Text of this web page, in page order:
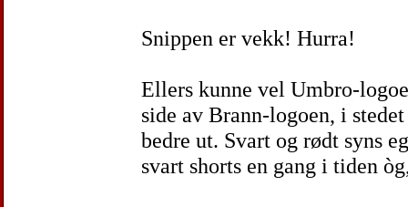
Snippen er vekk! Hurra!
Ellers kunne vel Umbro-
side av Brann-logoen, i
bedre ut. Svart og rødt syns
svart shorts en gang i tiden